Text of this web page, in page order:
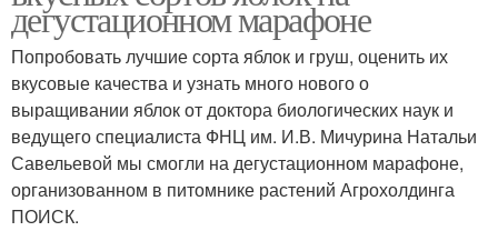
дегустационном марафоне
Попробовать лучшие сорта яблок и груш, оценить их
вкусовые качества и узнать много нового о
выращивании яблок от доктора биологических наук и
ведущего специалиста ФНЦ им. И.В. Мичурина Натальи
Савельевой мы смогли на дегустационном марафоне,
организованном в питомнике растений Агрохолдинга
ПОИСК.